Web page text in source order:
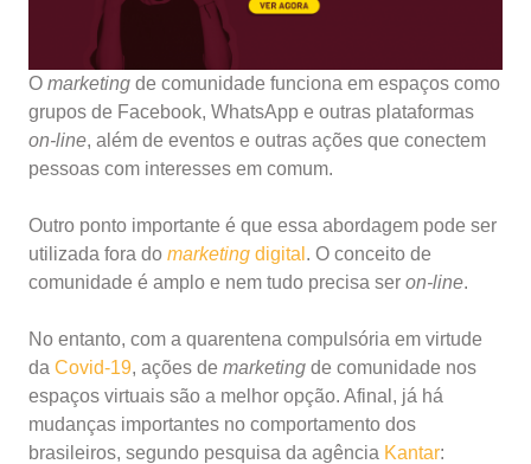
O marketing de comunidade funciona em espaços como
grupos de Facebook, WhatsApp e outras plataformas
on-line, além de eventos e outras ações que conectem
pessoas com interesses em comum.
Outro ponto importante é que essa abordagem pode ser
utilizada fora do marketing digital . O conceito de
comunidade é amplo e nem tudo precisa ser on-line.
No entanto, com a quarentena compulsória em virtude
da Covid-19, ações de marketing de comunidade nos
espaços virtuais são a melhor opção. Afinal, já há
mudanças importantes no comportamento dos
brasileiros, segundo pesquisa da agência Kantar: